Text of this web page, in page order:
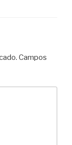
Campos